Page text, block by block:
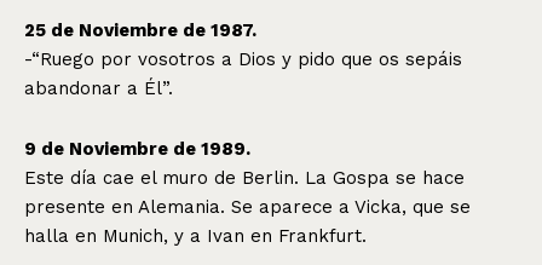
25 de Noviembre de 1987.
-“Ruego por vosotros a Dios y pido que os sepáis
abandonar a Él”.
9 de Noviembre de 1989.
Este día cae el muro de Berlin. La Gospa se hace
presente en Alemania. Se aparece a Vicka, que se
halla en Munich, y a Ivan en Frankfurt.